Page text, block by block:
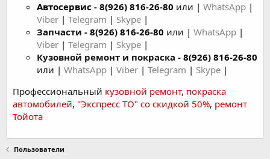
Автосервис - 8(926) 816-26-80 или | WhatsApp |
Viber | Telegram | Skype |
Запчасти - 8(926) 816-26-80 или | WhatsApp |
Viber | Telegram | Skype |
Кузовной ремонт и покраска - 8(926) 816-26-80
или | WhatsApp | Viber | Telegram | Skype |
Профессиональный кузовной ремонт, покраска
автомобилей, "Экспресс ТО" со скидкой 50%, ремонт
Тойота
Пользователи